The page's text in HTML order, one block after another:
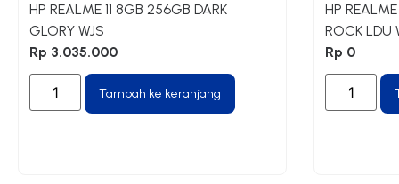
HP REALME 11 8GB 256GB DARK
GLORY WJS
Rp 3.035.000
Tambah ke keranjang
HP
ROCK LDU
Rp 0